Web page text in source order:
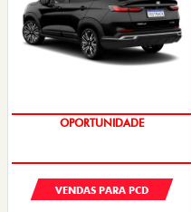
OPORTUNIDADE
VENDAS PARA PCD